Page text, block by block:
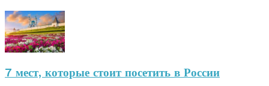
7 мест, которые стоит посетить в России